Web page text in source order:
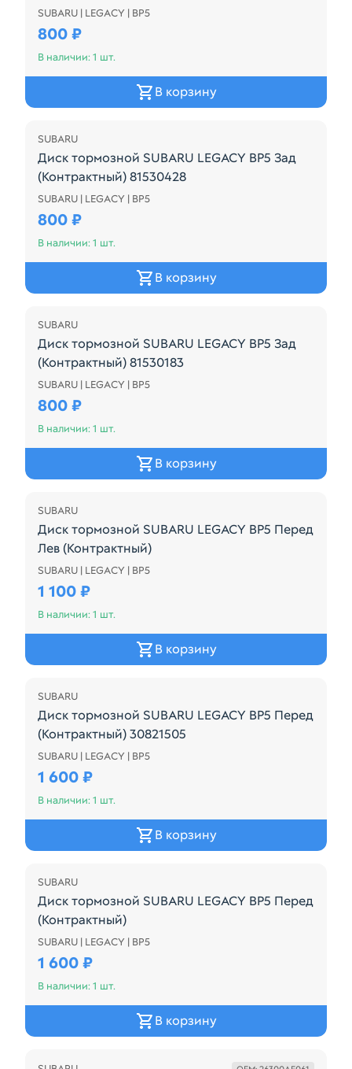
Диск тормозной SUBARU LEGACY BP5 Зад
SUBARU | LEGACY | BP5
800 ₽
В наличии: 1 шт.
В корзину
SUBARU
Диск тормозной SUBARU LEGACY BP5 Зад
(Контрактный) 81530428
Диск тормозной SUBARU LEGACY BP5 Зад
SUBARU | LEGACY | BP5
800 ₽
В наличии: 1 шт.
В корзину
SUBARU
Диск тормозной SUBARU LEGACY BP5 Зад
(Контрактный) 81530183
Диск тормозной SUBARU LEGACY BP5 Зад
SUBARU | LEGACY | BP5
800 ₽
В наличии: 1 шт.
В корзину
SUBARU
Диск тормозной SUBARU LEGACY BP5 Перед
Лев (Контрактный)
Диск тормозной SUBARU LEGACY BP5 Перед Лев
SUBARU | LEGACY | BP5
1 100 ₽
В наличии: 1 шт.
В корзину
SUBARU
Диск тормозной SUBARU LEGACY BP5 Перед
(Контрактный) 30821505
Диск тормозной SUBARU LEGACY BP5 Перед
SUBARU | LEGACY | BP5
1 600 ₽
В наличии: 1 шт.
В корзину
SUBARU
Диск тормозной SUBARU LEGACY BP5 Перед
(Контрактный)
Диск тормозной SUBARU LEGACY BP5 Перед
SUBARU | LEGACY | BP5
1 600 ₽
В наличии: 1 шт.
В корзину